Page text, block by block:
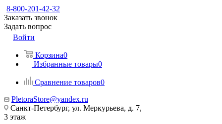
8-800-201-42-32
Заказать звонок
Задать вопрос
Войти
Корзина0
Избранные товары0
Сравнение товаров0
PletoraStore@yandex.ru
Санкт-Петербург, ул. Меркурьева, д. 7,
3 этаж